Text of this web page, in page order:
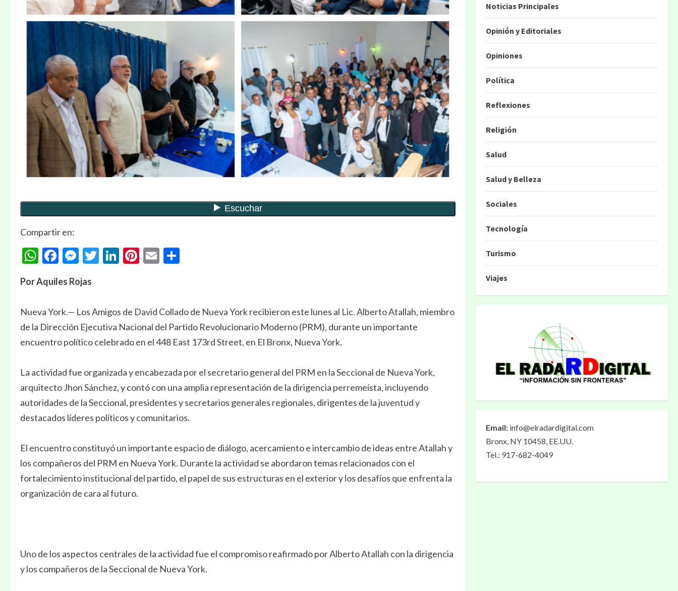
Compartir en:
WhatsApp
Facebook
Messenger
Twitter
LinkedIn
Pinterest
Email
Por Aquiles Rojas
Nueva York.— Los Amigos de David Collado de Nueva York recibieron este lunes al Lic. Alberto Atallah, miembro
de la Dirección Ejecutiva Nacional del Partido Revolucionario Moderno (PRM), durante un importante
encuentro político celebrado en el 448 East 173rd Street, en El Bronx, Nueva York.
La actividad fue organizada y encabezada por el secretario general del PRM en la Seccional de Nueva York,
arquitecto Jhon Sánchez, y contó con una amplia representación de la dirigencia perremeísta, incluyendo
autoridades de la Seccional, presidentes y secretarios generales regionales, dirigentes de la juventud y
destacados líderes políticos y comunitarios.
El encuentro constituyó un importante espacio de diálogo, acercamiento e intercambio de ideas entre Atallah y
los compañeros del PRM en Nueva York. Durante la actividad se abordaron temas relacionados con el
fortalecimiento institucional del partido, el papel de sus estructuras en el exterior y los desafíos que enfrenta la
organización de cara al futuro.
Uno de los aspectos centrales de la actividad fue el compromiso reafirmado por Alberto Atallah con la dirigencia
y los compañeros de la Seccional de Nueva York.
Noticias Principales
Opinión y Editoriales
Opiniones
Política
Reflexiones
Religión
Salud
Salud y Belleza
Sociales
Tecnología
Turismo
Viajes
Email: info@elradardigital.com
Bronx, NY 10458, EE.UU.
Tel.: 917-682-4049